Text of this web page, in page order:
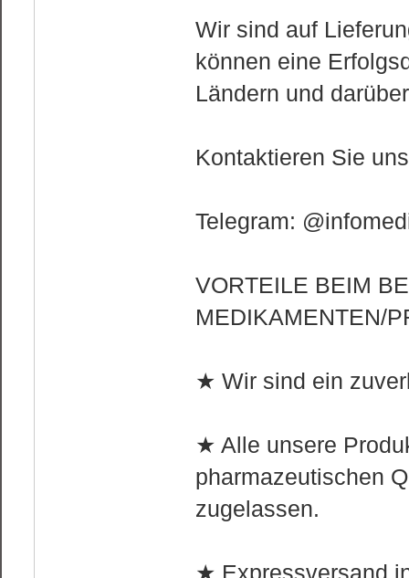
Wir sind auf
können eine
Ländern und
Kontaktieren Sie
Telegram:
VORTEILE BEIM
MEDIKAMENTEN/
★ Wir sind ein
★ Alle unsere
pharmazeutischen
zugelassen.
★ Expressversand